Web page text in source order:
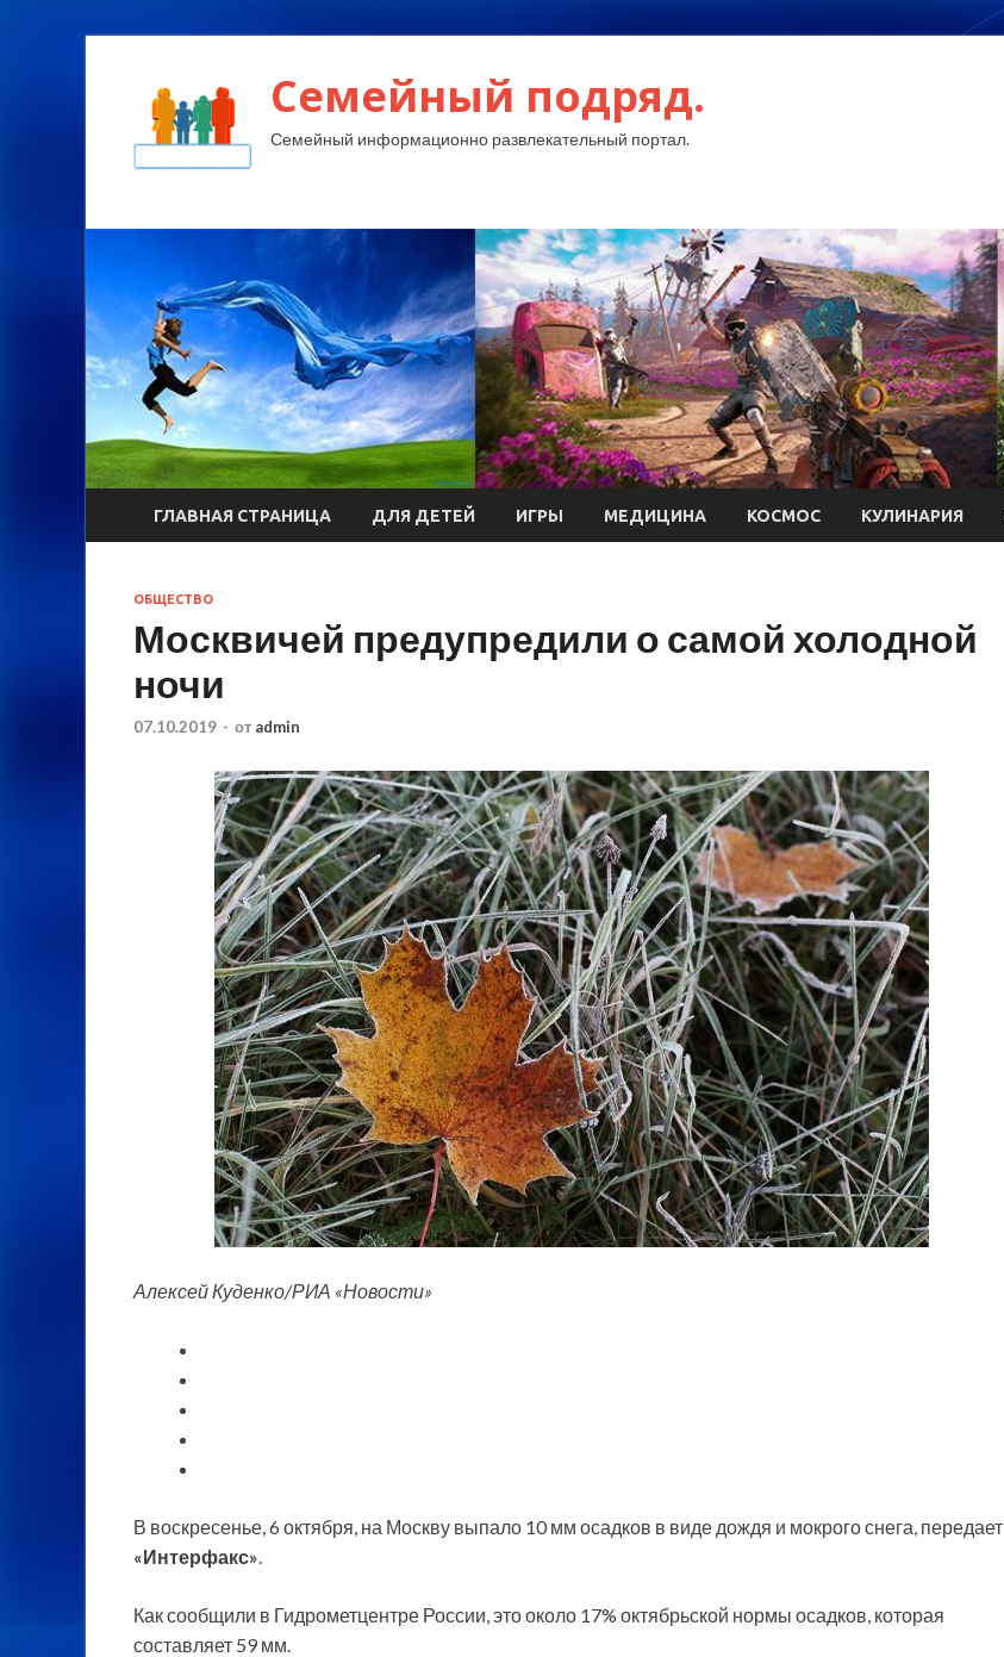
Семейный подряд.
Семейный информационно развлекательный портал.
ГЛАВНАЯ СТРАНИЦА ДЛЯ ДЕТЕЙ ИГРЫ МЕДИЦИНА КОСМОС КУЛИНАРИЯ
ОБЩЕСТВО
Москвичей предупредили о самой холодной
ночи
07.10.2019 - от admin
Алексей Куденко/РИА «Новости»
В воскресенье, 6 октября, на Москву выпало 10 мм осадков в виде дождя и мокрого снега, передает
«Интерфакс»
Как сообщили в Гидрометцентре России, это около 17% октябрьской нормы осадков, которая
составляет 59 мм.